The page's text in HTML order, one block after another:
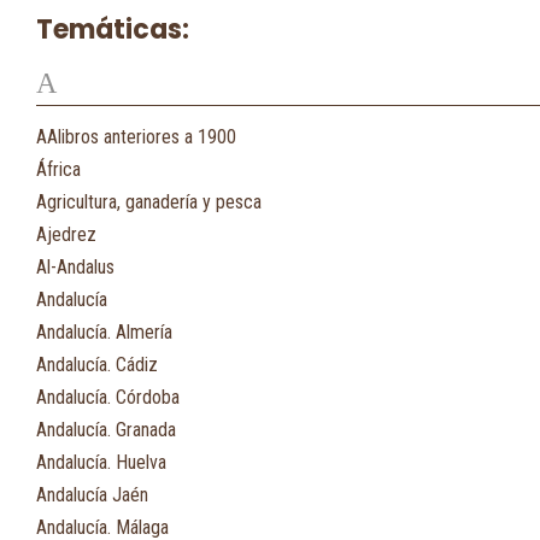
Temáticas:
A
AAlibros anteriores a 1900
África
Agricultura, ganadería y pesca
Ajedrez
Al-Andalus
Andalucía
Andalucía. Almería
Andalucía. Cádiz
Andalucía. Córdoba
Andalucía. Granada
Andalucía. Huelva
Andalucía Jaén
Andalucía. Málaga